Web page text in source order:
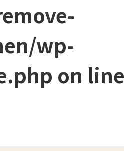
wp-
on line